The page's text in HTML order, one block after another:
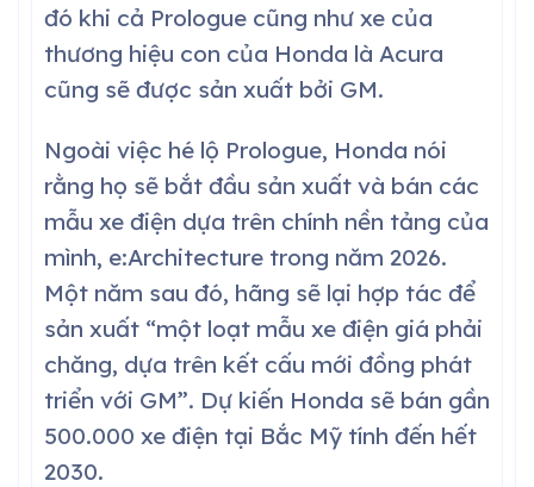
đó khi cả Prologue cũng như xe của
thương hiệu con của Honda là Acura
cũng sẽ được sản xuất bởi GM.
Ngoài việc hé lộ Prologue, Honda nói
rằng họ sẽ bắt đầu sản xuất và bán các
mẫu xe điện dựa trên chính nền tảng của
mình, e:Architecture trong năm 2026.
Một năm sau đó, hãng sẽ lại hợp tác để
sản xuất “một loạt mẫu xe điện giá phải
chăng, dựa trên kết cấu mới đồng phát
triển với GM”. Dự kiến Honda sẽ bán gần
500.000 xe điện tại Bắc Mỹ tính đến hết
2030.